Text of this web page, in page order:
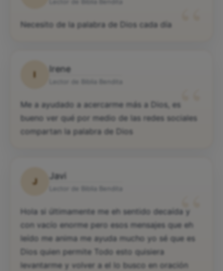
Necesito de la palabra de Dios cada día
I
Irene
“
Me a ayudado a acercarme más a Dios, es
bueno ver qué por medio de las redes sociales
compartan la palabra de Dios
J
Javi
“
Hola si últimamente me eh sentido decaída y
con vacío enorme pero esos mensajes que eh
leído me anima me ayuda mucho yo sé que es
Dios quien permite Todo esto quisiera
levantarme y volver a el lo busco en oración